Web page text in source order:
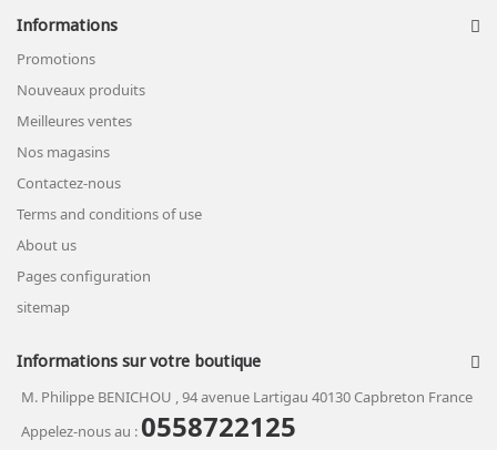
Informations
Promotions
Nouveaux produits
Meilleures ventes
Nos magasins
Contactez-nous
Terms and conditions of use
About us
Pages configuration
sitemap
Informations sur votre boutique
M. Philippe BENICHOU , 94 avenue Lartigau 40130 Capbreton France
Appelez-nous au :0558722125